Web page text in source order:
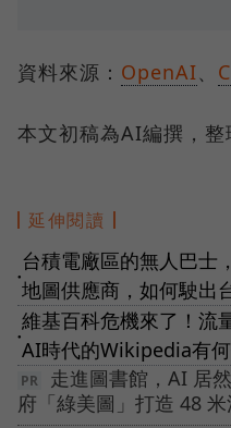
資料來源： OpenAI、
本文初稿為AI編撰，
延伸閱讀
●
台積電廠區的無人巴士
地圖供應商，如何駛出
●
維基百科危機來了！流
AI時代的Wikipedia有
走進圖書館，AI 居
府「綠美圖」打造 48